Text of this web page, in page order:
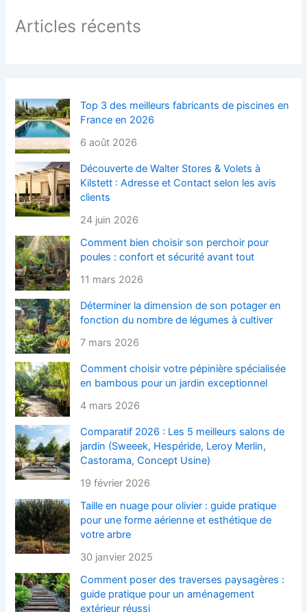
Articles récents
Top 3 des meilleurs fabricants de piscines en
France en 2026
6 août 2026
Découverte de Walter Stores & Volets à
Kilstett : Adresse et Contact selon les avis
clients
24 juin 2026
Comment bien choisir son perchoir pour
poules : confort et sécurité avant tout
11 mars 2026
Déterminer la dimension de son potager en
fonction du nombre de légumes à cultiver
7 mars 2026
Comment choisir votre pépinière spécialisée
en bambous pour un jardin exceptionnel
4 mars 2026
Comparatif 2026 : Les 5 meilleurs salons de
jardin (Sweeek, Hespéride, Leroy Merlin,
Castorama, Concept Usine)
19 février 2026
Taille en nuage pour olivier : guide pratique
pour une forme aérienne et esthétique de
votre arbre
30 janvier 2025
Comment poser des traverses paysagères :
guide pratique pour un aménagement
extérieur réussi